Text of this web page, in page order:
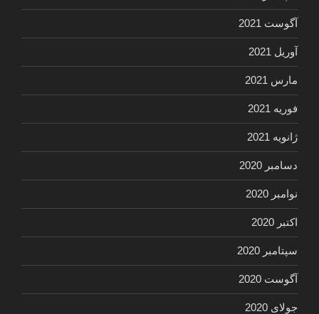
آگوست 2021
آوریل 2021
مارس 2021
فوریه 2021
ژانویه 2021
دسامبر 2020
نوامبر 2020
اکتبر 2020
سپتامبر 2020
آگوست 2020
جولای 2020